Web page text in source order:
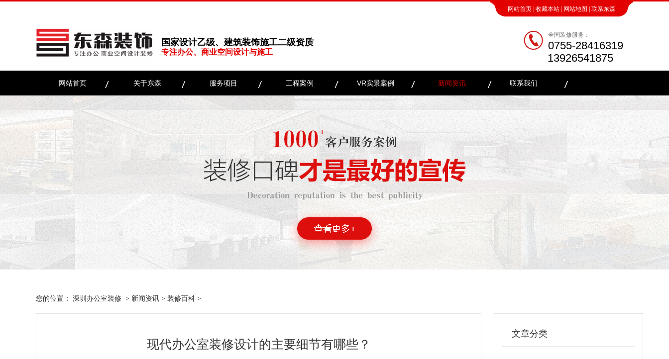
网站首页 收藏本站 网站地图 联系东森
国家设计乙级、建筑装饰施工二级资质
专注办公、商业空间设计与施工
全国装修服务：
0755-28416319
13926541875
网站首页 关于东森 服务项目 工程案例 VR实景案例 新闻资讯 联系我们
您的位置： 深圳办公室装修 > 新闻资讯 > 装修百科 >
现代办公室装修设计的主要细节有哪些？
文章分类